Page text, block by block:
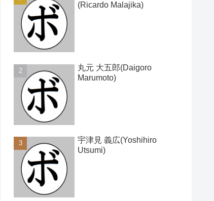
(Ricardo Malajika)
丸元 大五郎(Daigoro
Marumoto)
宇津見 義広(Yoshihiro
Utsumi)